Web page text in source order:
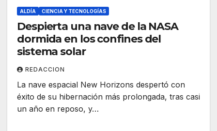
ALDÍA CIENCIA Y TECNOLOGÍAS
Despierta una nave de la NASA
dormida en los confines del
sistema solar
REDACCION
La nave espacial New Horizons despertó con
éxito de su hibernación más prolongada, tras casi
un año en reposo, y…